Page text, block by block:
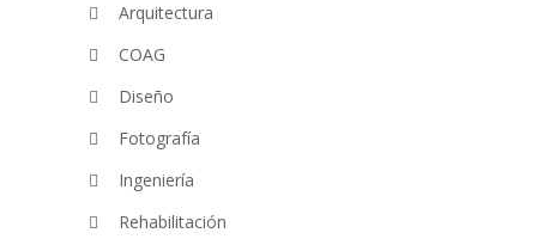
Arquitectura
COAG
Diseño
Fotografía
Ingeniería
Rehabilitación